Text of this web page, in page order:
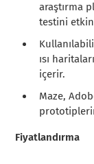
araştırma
testini
ısı
içerir.
Maze,
Fiyatlandırma